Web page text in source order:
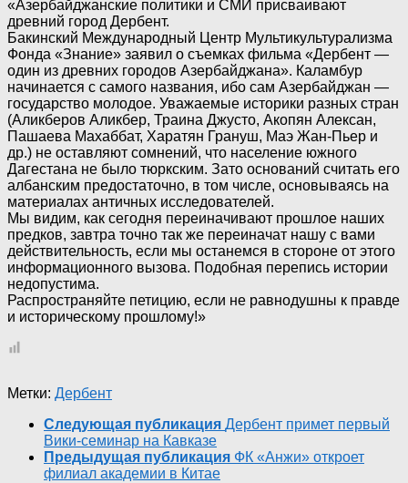
«Азербайджанские политики и СМИ присваивают
древний город Дербент.
Бакинский Международный Центр Мультикультурализма
Фонда «Знание» заявил о съемках фильма «Дербент —
один из древних городов Азербайджана». Каламбур
начинается с самого названия, ибо сам Азербайджан —
государство молодое. Уважаемые историки разных стран
(Аликберов Аликбер, Траина Джусто, Акопян Алексан,
Пашаева Махаббат, Харатян Грануш, Маэ Жан-Пьер и
др.) не оставляют сомнений, что население южного
Дагестана не было тюркским. Зато оснований считать его
албанским предостаточно, в том числе, основываясь на
материалах античных исследователей.
Мы видим, как сегодня переиначивают прошлое наших
предков, завтра точно так же переиначат нашу с вами
действительность, если мы останемся в стороне от этого
информационного вызова. Подобная перепись истории
недопустима.
Распространяйте петицию, если не равнодушны к правде
и историческому прошлому!»
Метки: Дербент
Следующая публикация Дербент примет первый
Вики-семинар на Кавказе
Предыдущая публикация ФК «Анжи» откроет
филиал академии в Китае